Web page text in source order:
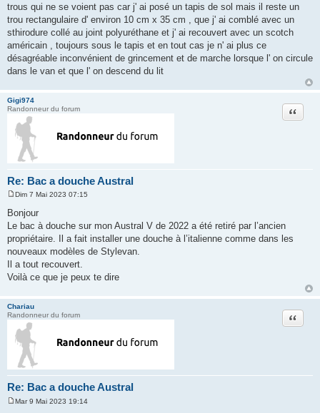
g
e
trous qui ne se voient pas car j' ai posé un tapis de sol mais il reste un
trou rectangulaire d' environ 10 cm x 35 cm , que j' ai comblé avec un
sthirodure collé au joint polyuréthane et j' ai recouvert avec un scotch
américain , toujours sous le tapis et en tout cas je n' ai plus ce
désagréable inconvénient de grincement et de marche lorsque l' on circule
dans le van et que l' on descend du lit
Gigi974
Randonneur du forum
Re: Bac a douche Austral
Citation
e
s
s
a
g
e
Dim 7 Mai 2023 07:15
Bonjour
Le bac à douche sur mon Austral V de 2022 a été retiré par l’ancien
propriétaire. Il a fait installer une douche à l’italienne comme dans les
nouveaux modèles de Stylevan.
Il a tout recouvert.
Voilà ce que je peux te dire
Chariau
Randonneur du forum
Re: Bac a douche Austral
Citation
Mar 9 Mai 2023 19:14